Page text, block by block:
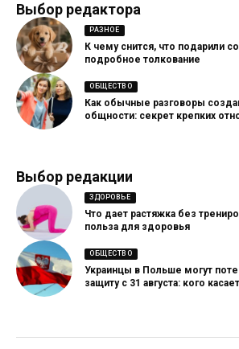
Выбор редактора
РАЗНОЕ
К чему снится, что подарили
подробное толкование
ОБЩЕСТВО
Как обычные разговоры
общности: секрет крепких
Выбор редакции
ЗДОРОВЬЕ
Что дает растяжка без
польза для здоровья
ОБЩЕСТВО
Украинцы в Польше могут
защиту с 31 августа: кого